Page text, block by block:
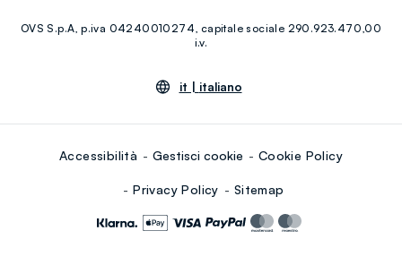
Youtube Linkedin
OVS S.p.A, p.iva 04240010274, capitale sociale 290.923.470,00
i.v.
it | italiano
Accessibilità Gestisci cookie Cookie Policy
Privacy Policy Sitemap